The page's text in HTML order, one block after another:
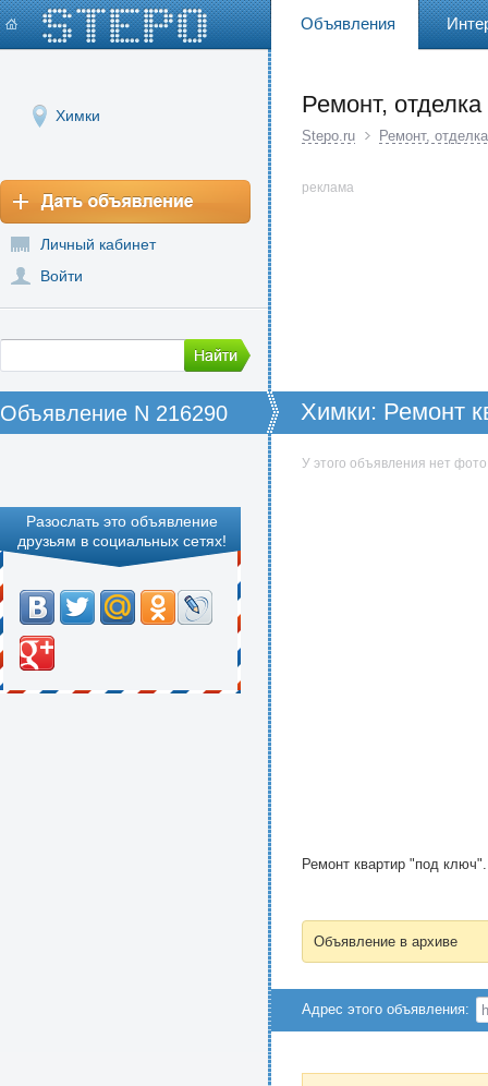
Объявления
Химки
Личный кабинет
Войти
Ремонт, отделка
Stepo.ru Ремонт, отделка
реклама
Объявление N 216290 Химки: Ремонт
Разослать это объявление
друзьям в социальных сетях!
У этого объявления нет
Ремонт квартир "под
Объявление в архиве
Адрес этого объявления: